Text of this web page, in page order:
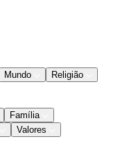
Mundo
Religião
Família
Valores